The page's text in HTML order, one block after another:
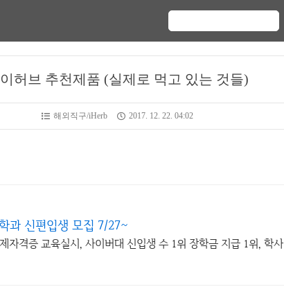
허브 추천제품 (실제로 먹고 있는 것들)
해외직구/iHerb 2017. 12. 22. 04:02
과 신편입생 모집 7/27~
자격증 교육실시, 사이버대 신입생 수 1위 장학금 지급 1위, 학사